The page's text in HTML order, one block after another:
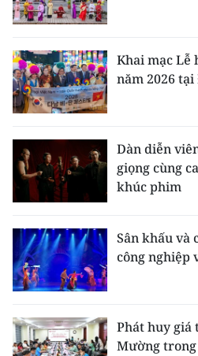
Khai mạc Lễ
năm 2026
Dàn diễn
giọng cùng
khúc phim
Sân khấu và
công nghiệp
Phát huy giá
Mường